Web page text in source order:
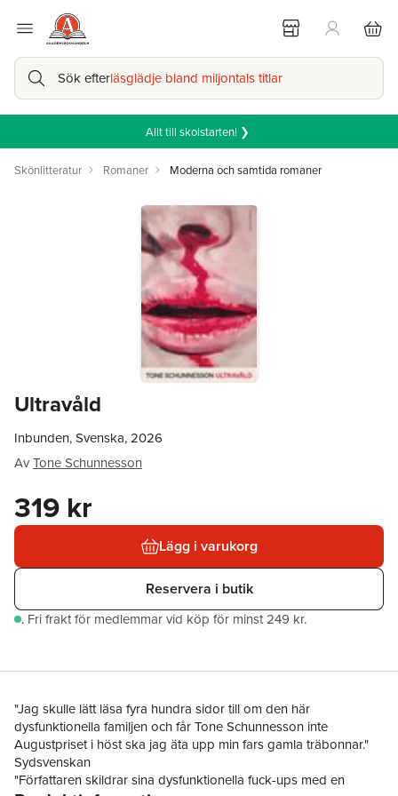
Sök efterläsglädje bland miljontals titlar
Allt till skolstarten! ❯
Skönlitteratur Romaner Moderna och samtida romaner
Ultravåld
Inbunden, Svenska, 2026
AvTone Schunnesson
319 kr
Lägg i varukorg
Reservera i butik
. Fri frakt för medlemmar vid köp för minst 249 kr.
"Jag skulle lätt läsa fyra hundra sidor till om den här
dysfunktionella familjen och får Tone Schunnesson inte
Augustpriset i höst ska jag äta upp min fars gamla träbonnar."
Sydsvenskan
"Författaren skildrar sina dysfunktionella fuck-ups med en